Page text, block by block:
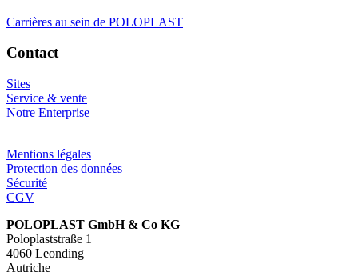
Carrières au sein de POLOPLAST
Contact
Sites
Service & vente
Notre Enterprise
Mentions légales
Protection des données
Sécurité
CGV
POLOPLAST GmbH & Co KG
Poloplaststraße 1
4060 Leonding
Autriche